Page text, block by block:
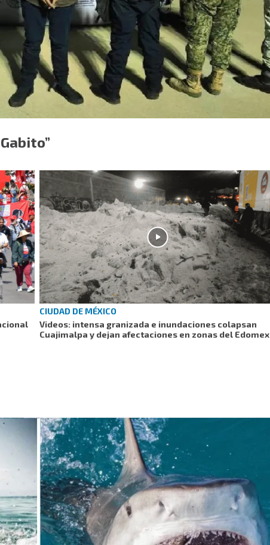
CIUDAD DE MÉXICO
Videos: intensa granizada e inundaciones colapsan
Cuajimalpa y dejan afectaciones en zonas del Edomex